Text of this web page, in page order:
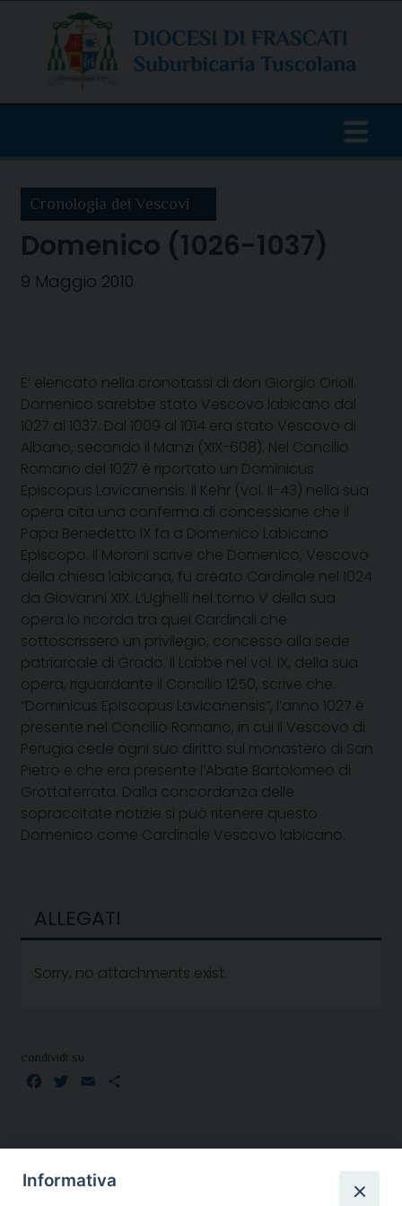
content
Cronologia dei Vescovi
Domenico (1026-1037)
9 Maggio 2010
E’ elencato nella cronotassi di don Giorgio Orioli.
Domenico sarebbe stato Vescovo labicano dal
1027 al 1037. Dal 1009 al 1014 era stato Vescovo di
Albano, secondo il Manzi (XIX-608). Nel Concilio
Romano del 1027 è riportato un Dominicus
Episcopus Lavicanensis. Il Kehr (vol. II-43) nella sua
opera cita una conferma di concessione che il
Papa Benedetto IX fa a Domenico Labicano
Episcopo. Il Moroni scrive che Domenico, Vescovo
della chiesa labicana, fu creato Cardinale nel 1024
da Giovanni XIX. L’Ughelli nel tomo V della sua
opera lo ricorda tra quei Cardinali che
sottoscrissero un privilegio, concesso alla sede
patriarcale di Grado. Il Labbe nel vol. IX, della sua
opera, riguardante il Concilio 1250, scrive che:
“Dominicus Episcopus Lavicanensis”, l’anno 1027 è
presente nel Concilio Romano, in cui il Vescovo di
Perugia cede ogni suo diritto sul monastero di San
Pietro e che era presente l’Abate Bartolomeo di
Grottaferrata. Dalla concordanza delle
sopraccitate notizie si può ritenere questo
Domenico come Cardinale Vescovo labicano.
ALLEGATI
Sorry, no attachments exist.
condividi su
Facebook
TwitterEmail
Informativa